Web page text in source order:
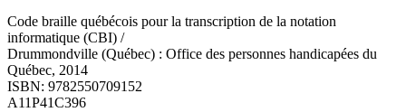
Code braille québécois pour la transcription de la notation
informatique (CBI) /
Drummondville (Québec) : Office des personnes handicapées du
Québec, 2014
ISBN: 9782550709152
A11P41C396